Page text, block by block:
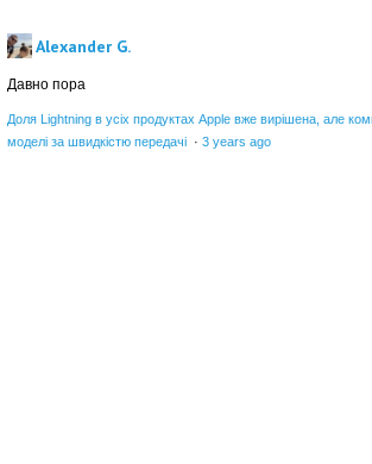
Alexander G.
Давно пора
Доля Lightning в усіх продуктах Apple вже вирішена, але
моделі за швидкістю передачі · 3 years ago